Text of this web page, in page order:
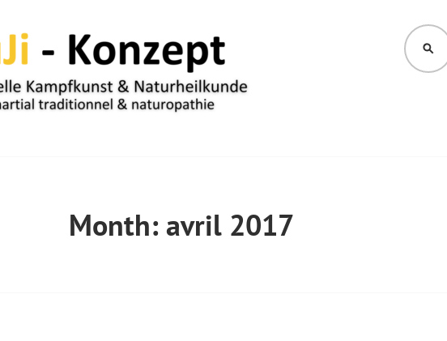
Month: avril 2017